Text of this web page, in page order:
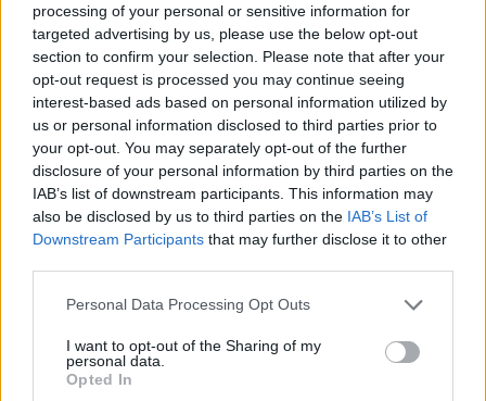
processing of your personal or sensitive information for
targeted advertising by us, please use the below opt-out
section to confirm your selection. Please note that after your
opt-out request is processed you may continue seeing
interest-based ads based on personal information utilized by
us or personal information disclosed to third parties prior to
your opt-out. You may separately opt-out of the further
disclosure of your personal information by third parties on the
IAB’s list of downstream participants. This information may
also be disclosed by us to third parties on the IAB’s List of
Downstream Participants that may further disclose it to other
Please note that this website/app uses one or more Google
not limited to your visit or usage behaviour. You may click to
grant or deny consent to Google and its third-party tags to
use your data for below specified purposes in below Google
Personal Data Processing Opt Outs
I want to opt-out of the Sharing of my
personal data.
Opted In
El empresario José Elías analiza el mercado inmobiliario y sus
consecuencias en la jubilación
FINANZAS